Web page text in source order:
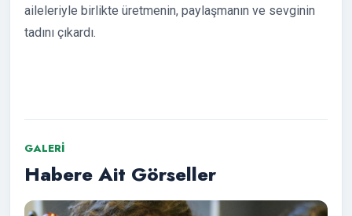
aileleriyle birlikte üretmenin, paylaşmanın ve sevginin
tadını çıkardı.
GALERI
Habere Ait Görseller